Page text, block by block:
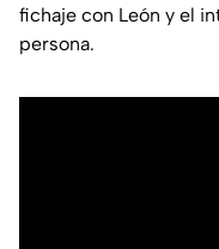
fichaje con León y el
persona.